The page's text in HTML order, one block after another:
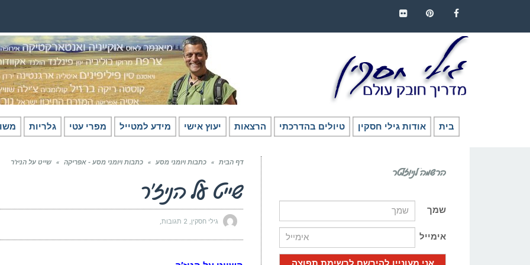
בית אודות גילי חסקין טיולים בהדרכתי הרצאות יעוץ אישי מידע למטייל מפרי עטי גלריות
דף הבית » כתבות ויומני מסע » כתבות ויומני מסע - אפריקה » שייט על הניז’ר
שייט על הניז’ר
גילי חסקין 2 תגובות
הרשמה לניוזלטר
שמך
אימייל